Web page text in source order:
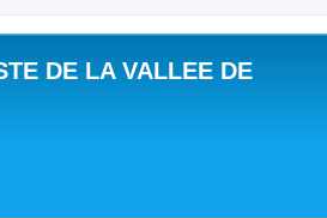
DE LA VALLEE DE